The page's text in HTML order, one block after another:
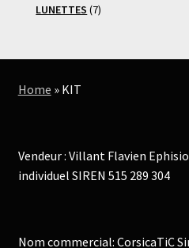
produits
LUNETTES 77
Home »KIT
Vendeur : Villant Flavien
individuel SIREN 515 289 304
Nom commercial: CorsicaTiC